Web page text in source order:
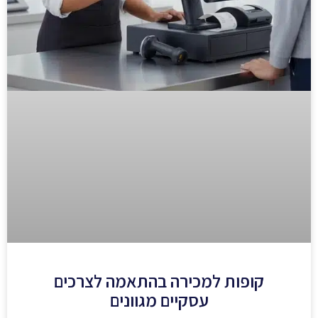
קופות למכירה בהתאמה לצרכים
עסקיים מגוונים